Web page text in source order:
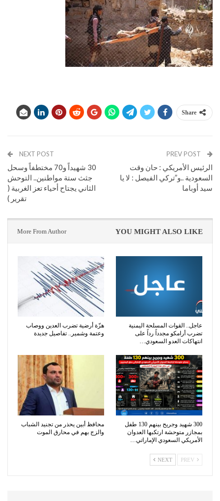
Share
الرئيس الأمريكي : حان وقت
السعودية ..و”تركي الفيصل : لا يا
سيد أوباما
NEXT POST
30 شهيداً و70 مختطفاً وسحل
جثث ستة مواطنين.. التوحش
الثاني يجتاح أحياء تعز الغربية (
تقرير )
YOU MIGHT ALSO LIKE
More From Author
عاجل.. القوات المسلحة اليمنية
تضرب أرامكو مجدداً رداً على
انتهاكات العدو السعودي…
هزّة أرضية تضرب العدين ووصاب
وعتمة وشمير.. تفاصيل جديدة
300 شهيد وجريح بينهم 130 طفل
بمجازر متوحشة ارتكبها العدوان
الأمريكي السعودي الإماراتي…
محافظ أبين يحذر من تجنيد الشباب
والزج بهم في محارق الموت
NEXT